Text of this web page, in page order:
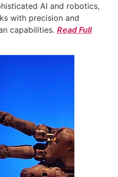
AI and robotics,
with precision and
capabilities. Read Full